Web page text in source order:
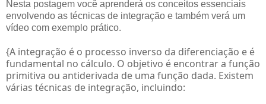
Nesta postagem você aprenderá os conceitos essenciais
envolvendo as técnicas de integração e também verá um
vídeo com exemplo prático.
{A integração é o processo inverso da diferenciação e é
fundamental no cálculo. O objetivo é encontrar a função
primitiva ou antiderivada de uma função dada. Existem
várias técnicas de integração, incluindo: